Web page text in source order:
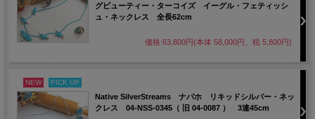
グビューティー・ターコイズ イーグル・フェティッシ
ュ・ネックレス 全長62cm
価格:63,800円(本体 58,000円、税 5,800円)
NEW PICK UP
Native SilverStreams ナバホ リキッドシルバー・ネッ
クレス 04-NSS-0345（ 旧 04-0087 ） 3連45cm